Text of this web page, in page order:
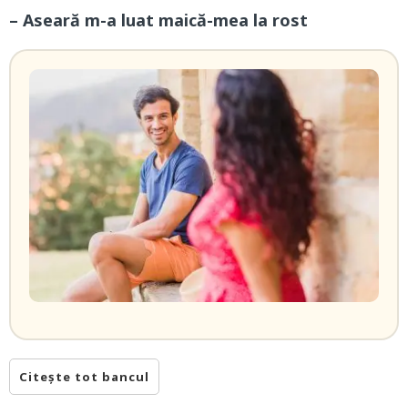
– Aseară m-a luat maică-mea la rost
Citește tot bancul